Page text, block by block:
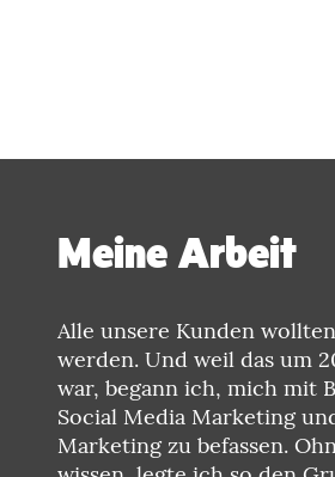
Meine Arbeit
Alle unsere Kunden
werden. Und weil das um
war, begann ich, mich mit
Social Media Marketing
Marketing zu befassen.